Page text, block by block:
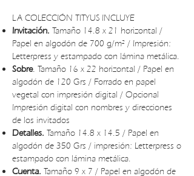
LA COLECCIÓN TITYUS INCLUYE
Invitación. Tamaño 14.8 x 21 horizontal /
Papel en algodón de 700 g/m² / Impresión:
Letterpress y estampado con lámina metálica.
Sobre. Tamaño 16 x 22 horizontal / Papel en
algodón de 120 Grs / Forrado en papel
vegetal con impresión digital / Opcional
Impresión digital con nombres y direcciones
de los invitados
Detalles. Tamaño 14.8 x 14.5 / Papel en
algodón de 350 Grs / impresión: Letterpress o
estampado con lámina metálica.
Cuenta. Tamaño 9 x 7 / Papel en algodón de